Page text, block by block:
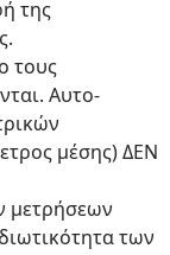
της
τους
Αυτο-
μέσης) ΔΕΝ
μετρήσεων
των